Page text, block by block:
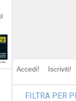
Accedi! Iscriviti!
FILTRA PER